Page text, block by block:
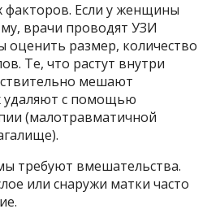
Если у женщины
врачи проводят УЗИ
оценить размер, количество
Те, что растут внутри
мешают
удаляют с помощью
(малотравматичной
требуют вмешательства.
или снаружи матки часто